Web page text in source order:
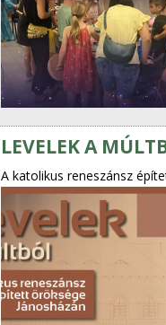
LEVELEK A
A katolikus reneszánsz